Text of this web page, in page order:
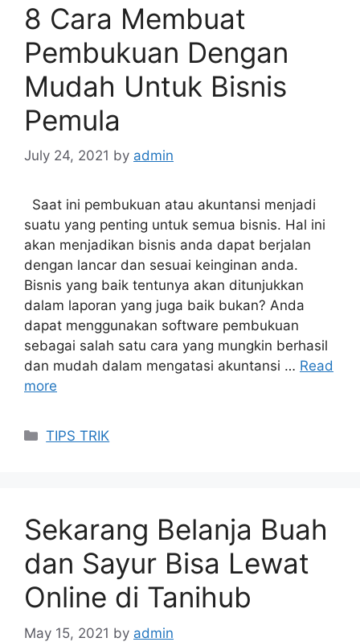
8 Cara Membuat
Pembukuan Dengan
Mudah Untuk Bisnis
Pemula
July 24, 2021 by admin
Saat ini pembukuan atau akuntansi menjadi
suatu yang penting untuk semua bisnis. Hal ini
akan menjadikan bisnis anda dapat berjalan
dengan lancar dan sesuai keinginan anda.
Bisnis yang baik tentunya akan ditunjukkan
dalam laporan yang juga baik bukan? Anda
dapat menggunakan software pembukuan
sebagai salah satu cara yang mungkin berhasil
dan mudah dalam mengatasi akuntansi … Read
more
Categories
TIPS TRIK
Sekarang Belanja Buah
dan Sayur Bisa Lewat
Online di Tanihub
May 15, 2021 by admin